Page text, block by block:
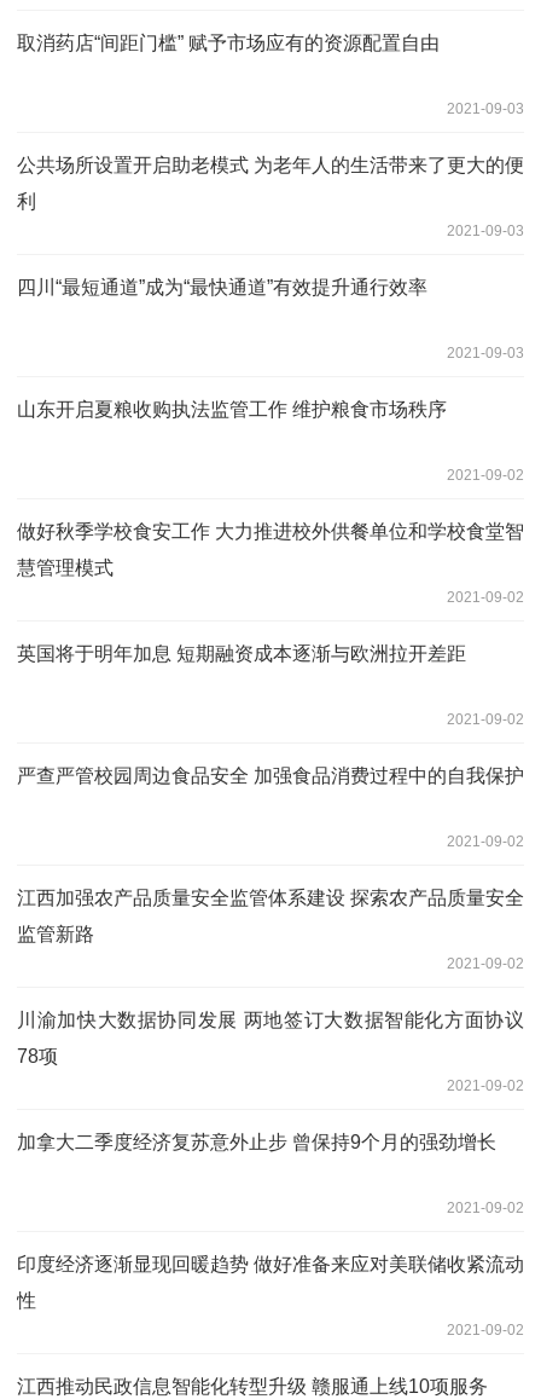
取消药店“间距门槛” 赋予市场应有的资源配置自由
2021-09-03
公共场所设置开启助老模式 为老年人的生活带来了更大的便
利
2021-09-03
四川“最短通道”成为“最快通道”有效提升通行效率
2021-09-03
山东开启夏粮收购执法监管工作 维护粮食市场秩序
2021-09-02
做好秋季学校食安工作 大力推进校外供餐单位和学校食堂智
慧管理模式
2021-09-02
英国将于明年加息 短期融资成本逐渐与欧洲拉开差距
2021-09-02
严查严管校园周边食品安全 加强食品消费过程中的自我保护
2021-09-02
江西加强农产品质量安全监管体系建设 探索农产品质量安全
监管新路
2021-09-02
川渝加快大数据协同发展 两地签订大数据智能化方面协议
78项
2021-09-02
加拿大二季度经济复苏意外止步 曾保持9个月的强劲增长
2021-09-02
印度经济逐渐显现回暖趋势 做好准备来应对美联储收紧流动
性
2021-09-02
江西推动民政信息智能化转型升级 赣服通上线10项服务